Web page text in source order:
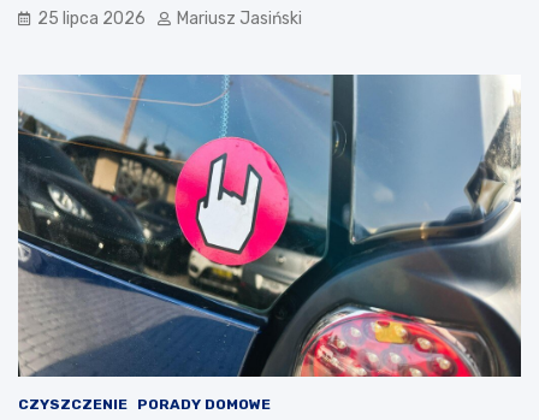
25 lipca 2026 Mariusz Jasiński
CZYSZCZENIE PORADY DOMOWE